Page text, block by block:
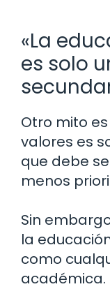
«La
es solo
Otro mito
valores es
que debe
menos
Sin
la
como
académica.